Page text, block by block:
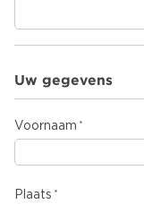
Uw gegevens
Voornaam
Plaats